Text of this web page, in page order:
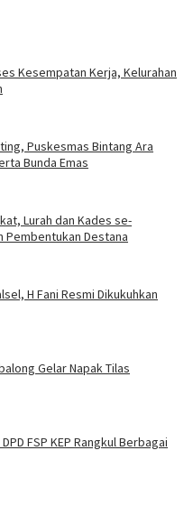
Kesempatan Kerja, Kelurahan
Puskesmas Bintang Ara
Bunda Emas
Lurah dan Kades se-
Pembentukan Destana
H Fani Resmi Dikukuhkan
Gelar Napak Tilas
FSP KEP Rangkul Berbagai